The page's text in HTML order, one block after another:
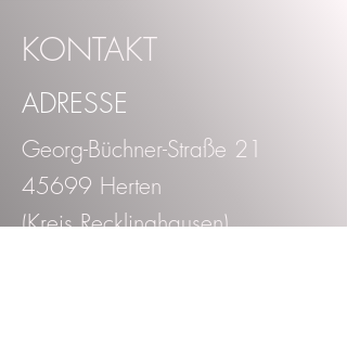
KONTAKT
ADRESSE
Georg-Büchner-Straße 21
45699 Herten
(Kreis Recklinghausen)